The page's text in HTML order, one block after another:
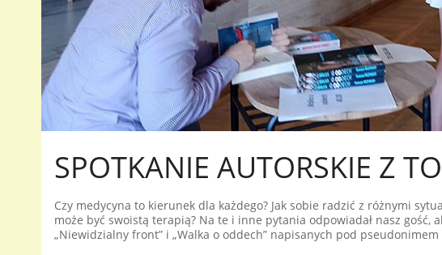
SPOTKANIE AUTORSKIE Z
Czy medycyna to kierunek dla każdego? Jak sobie radzić z różnymi
może być swoistą terapią? Na te i inne pytania odpowiadał nasz gość,
„Niewidzialny front” i „Walka o oddech” napisanych pod pseudonimem